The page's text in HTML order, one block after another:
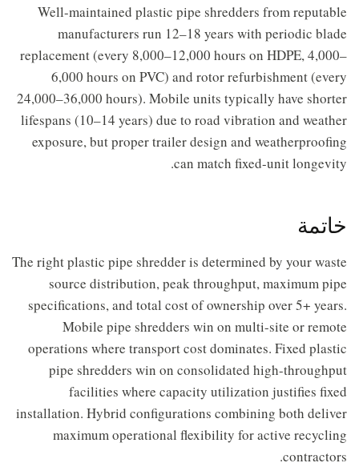
Well-maintained plastic pipe shredders from reputable
manufacturers run 12–18 years with periodic blade
replacement (every 8,000–12,000 hours on HDPE, 4,000–
6,000 hours on PVC) and rotor refurbishment (every
24,000–36,000 hours). Mobile units typically have shorter
lifespans (10–14 years) due to road vibration and weather
exposure, but proper trailer design and weatherproofing
can match fixed-unit longevity.
خاتمة
The right plastic pipe shredder is determined by your waste
source distribution, peak throughput, maximum pipe
specifications, and total cost of ownership over 5+ years.
Mobile pipe shredders win on multi-site or remote
operations where transport cost dominates. Fixed plastic
pipe shredders win on consolidated high-throughput
facilities where capacity utilization justifies fixed
installation. Hybrid configurations combining both deliver
maximum operational flexibility for active recycling
contractors.